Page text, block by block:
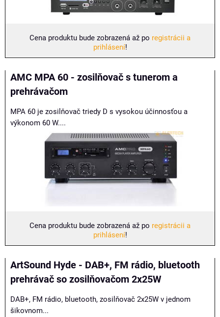
Cena produktu bude zobrazená až po registrácii a
prihlásení!
AMC MPA 60 - zosilňovač s tunerom a
prehrávačom
MPA 60 je zosilňovač triedy D s vysokou účinnosťou a
výkonom 60 W....
Cena produktu bude zobrazená až po registrácii a
prihlásení!
ArtSound Hyde - DAB+, FM rádio, bluetooth
prehrávač so zosilňovačom 2x25W
DAB+, FM rádio, bluetooth, zosilňovač 2x25W v jednom
šikovnom...